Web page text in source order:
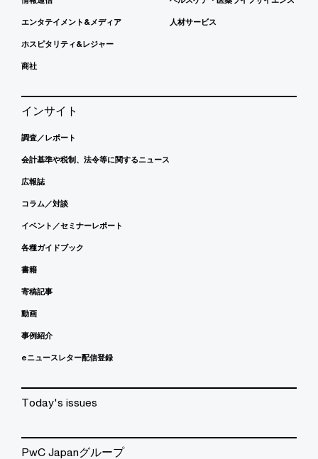
エンタテイメント&メディア
ホスピタリティ&レジャー
商社
人材サービス
インサイト
調査／レポート
会計基準や税制、法令等に関するニュース
広報誌
コラム／対談
イベント／セミナーレポート
各種ガイドブック
書籍
寄稿記事
動画
事例紹介
eニュースレター配信登録
Today's issues
PwC Japanグループ